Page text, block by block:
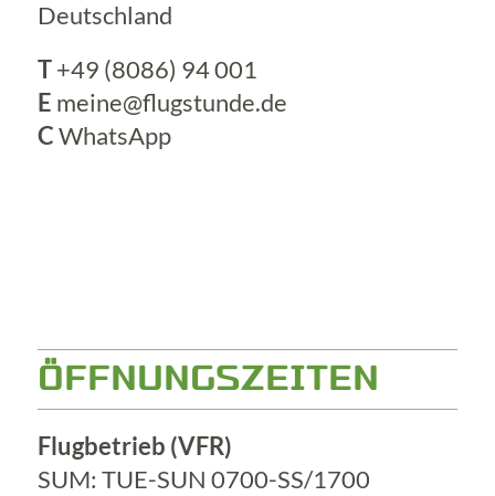
Deutschland
T +49 (8086) 94 001
E meine@flugstunde.de
CWhatsApp
ÖFFNUNGSZEITEN
Flugbetrieb (VFR)
SUM: TUE-SUN 0700-SS/1700